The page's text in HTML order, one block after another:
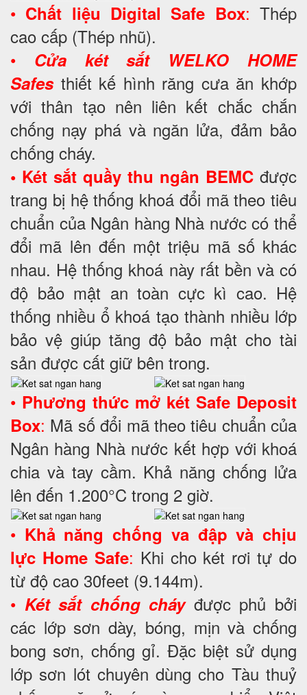
• Chất liệu Digital Safe Box: Thép
cao cấp (Thép nhũ).
• Cửa két sắt WELKO HOME
Safes thiết kế hình răng cưa ăn khớp
với thân tạo nên liên kết chắc chắn
chống nạy phá và ngăn lửa, đảm bảo
chống cháy.
• Két sắt quầy thu ngân BEMC được
trang bị hệ thống khoá đổi mã theo tiêu
chuẩn của Ngân hàng Nhà nước có thể
đổi mã lên đến một triệu mã số khác
nhau. Hệ thống khoá này rất bền và có
độ bảo mật an toàn cực kì cao. Hệ
thống nhiều ổ khoá tạo thành nhiều lớp
bảo vệ giúp tăng độ bảo mật cho tài
sản được cất giữ bên trong.
• Phương thức mở két Safe Deposit
Box: Mã số đổi mã theo tiêu chuẩn của
Ngân hàng Nhà nước kết hợp với khoá
chia và tay cầm. Khả năng chống lửa
lên đến 1.200°C trong 2 giờ.
• Khả năng chống va đập và chịu
lực Home Safe: Khi cho két rơi tự do
từ độ cao 30feet (9.144m).
• Két sắt chống cháyđược phủ bởi
các lớp sơn dày, bóng, mịn và chống
bong sơn, chống gỉ. Đặc biệt sử dụng
lớp sơn lót chuyên dùng cho Tàu thuỷ